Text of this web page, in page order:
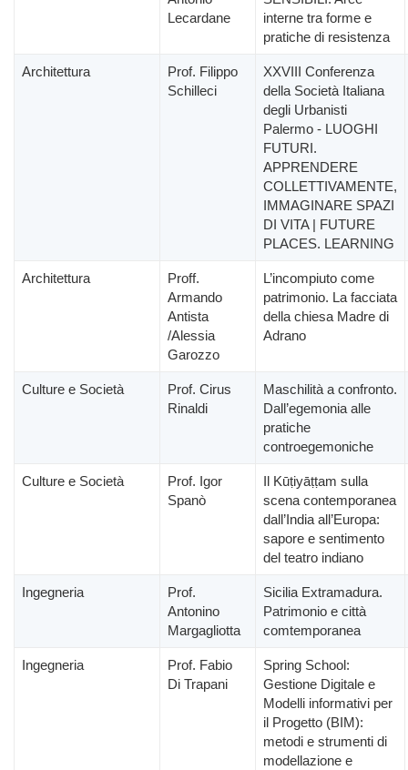
Lecardane
interne tra forme e
pratiche di resistenza
Architettura
Prof. Filippo
Schilleci
XXVIII Conferenza
della Società Italiana
degli Urbanisti
Palermo - LUOGHI
FUTURI.
APPRENDERE
COLLETTIVAMENTE,
IMMAGINARE SPAZI
DI VITA | FUTURE
PLACES. LEARNING
Architettura
Proff.
Armando
Antista
/Alessia
Garozzo
L’incompiuto come
patrimonio. La facciata
della chiesa Madre di
Adrano
Culture e Società
Prof. Cirus
Rinaldi
Maschilità a confronto.
Dall’egemonia alle
pratiche
controegemoniche
Culture e Società
Prof. Igor
Spanò
Il Kūṭiyāṭṭam sulla
scena contemporanea
dall’India all’Europa:
sapore e sentimento
del teatro indiano
Ingegneria
Prof.
Antonino
Margagliotta
Sicilia Extramadura.
Patrimonio e città
comtemporanea
Ingegneria
Prof. Fabio
Di Trapani
Spring School:
Gestione Digitale e
Modelli informativi per
il Progetto (BIM):
metodi e strumenti di
modellazione e